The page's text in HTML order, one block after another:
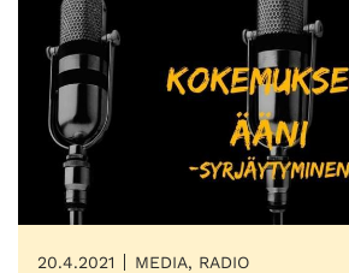
20.4.2021 MEDIA, RADIO